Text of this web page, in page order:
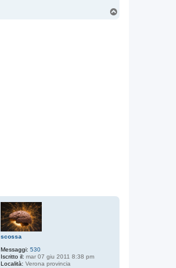
scossa
Messaggi: 530
Iscritto il: mar 07 giu 2011 8:38 pm
Località: Verona provincia